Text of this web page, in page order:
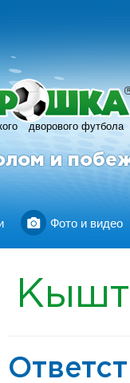
дворового футбола
R
и
Фото и видео